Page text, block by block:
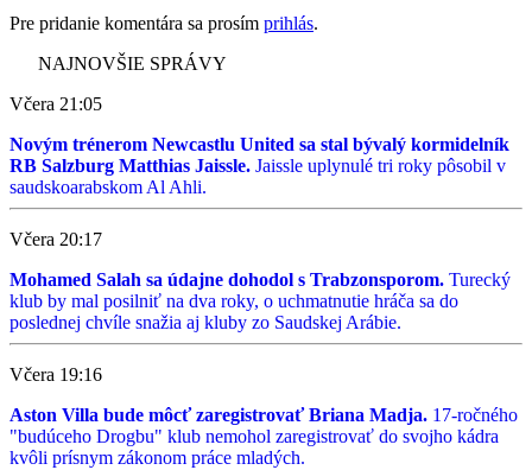
Pre pridanie komentára sa prosím prihlás.
NAJNOVŠIE SPRÁVY
Včera 21:05
Novým trénerom Newcastlu United sa stal bývalý kormidelník
RB Salzburg Matthias Jaissle. Jaissle uplynulé tri roky pôsobil v
saudskoarabskom Al Ahli.
Včera 20:17
Mohamed Salah sa údajne dohodol s Trabzonsporom. Turecký
klub by mal posilniť na dva roky, o uchmatnutie hráča sa do
poslednej chvíle snažia aj kluby zo Saudskej Arábie.
Včera 19:16
Aston Villa bude môcť zaregistrovať Briana Madja. 17-ročného
"budúceho Drogbu" klub nemohol zaregistrovať do svojho kádra
kvôli prísnym zákonom práce mladých.